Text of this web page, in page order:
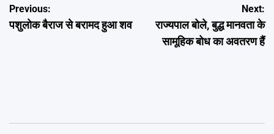
Post
navigation
Previous:
पशुलोक बैराज से बरामद हुआ शव
Next:
राज्यपाल बोले, बुद्ध मानवता के
सामूहिक बोध का अवतरण हैं